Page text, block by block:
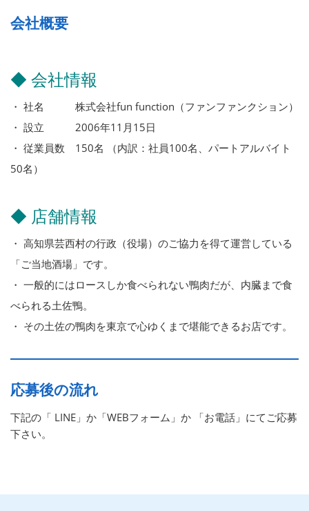
会社概要
◆ 会社情報
・ 社名 株式会社fun function（ファンファンクション）
・ 設立 2006年11月15日
・ 従業員数 150名 （内訳：社員100名、パートアルバイト
50名）
◆ 店舗情報
・ 高知県芸西村の行政（役場）のご協力を得て運営している
「ご当地酒場」です。
・ 一般的にはロースしか食べられない鴨肉だが、内臓まで食
べられる土佐鴨。
・ その土佐の鴨肉を東京で心ゆくまで堪能できるお店です。
応募後の流れ
下記の「 LINE」か「WEBフォーム」か 「お電話」にてご応募
下さい。